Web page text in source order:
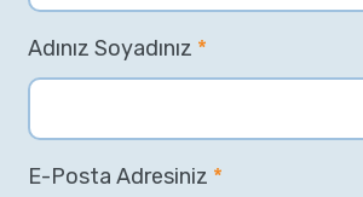
Adınız Soyadınız *
E-Posta Adresiniz *